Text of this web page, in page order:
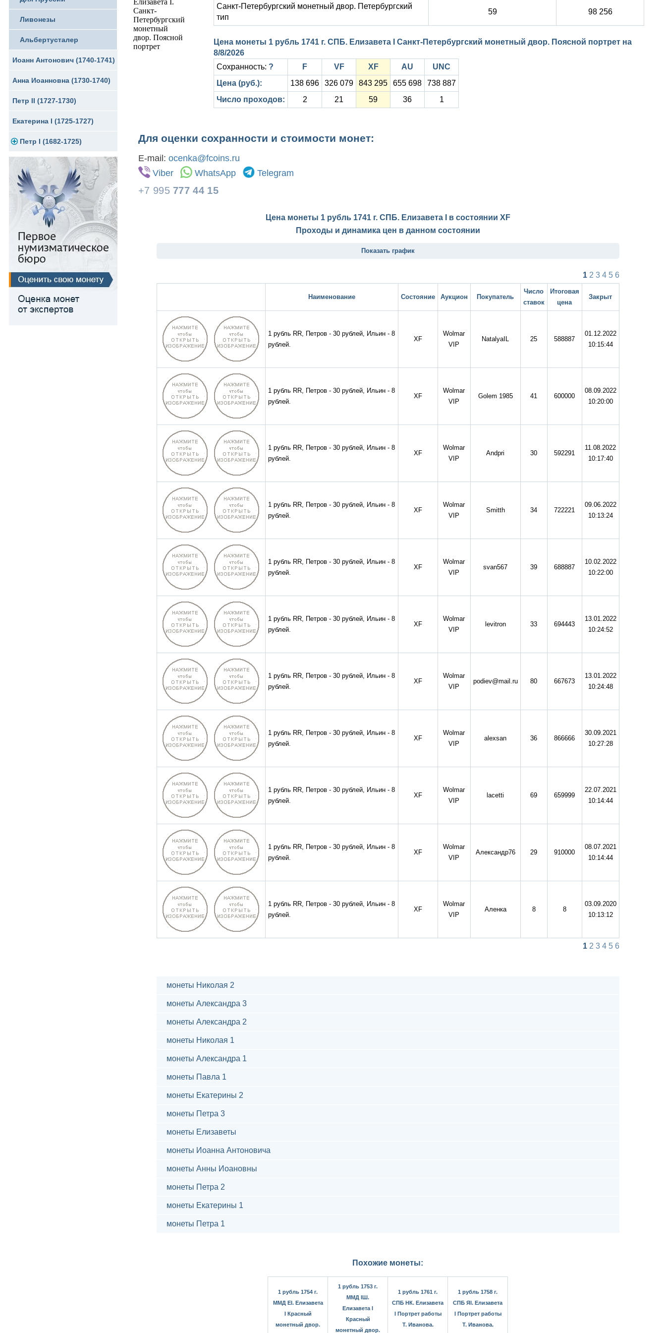
Ливонезы
Альбертусталер
Иоанн Антонович (1740-1741)
Анна Иоанновна (1730-1740)
Петр II (1727-1730)
Екатерина I (1725-1727)
Петр I (1682-1725)
Золото
Серебро
Медь
Для Речи Посполитой
Санкт-Петербургский монетный двор. Петербургский
тип
59 98 256
Цена монеты 1 рубль 1741 г. СПБ. Елизавета I Санкт-Петербургский монетный двор. Поясной портрет на
8/8/2026
Сохранность: ? F VF XF AU
UNC
Цена (руб.):
138 696 326 079 843 295 655 698
738 887
Число проходов:
2 21 59 36 1
Для оценки сохранности и стоимости монет:
E-mail: ocenka@fcoins.ru
Viber
WhatsApp Telegram
+7 995 777 44 15
Цена монеты 1 рубль 1741 г. СПБ. Елизавета I в состоянии XF
Проходы и динамика цен в данном состоянии
Показать график
1 2 3 4 5 6
Наименование Состояние Аукцион Покупатель
Число
ставок
Итоговая
цена
Закрыт
1 рубль RR, Петров - 30 рублей, Ильин - 8
рублей.
XF
Wolmar
VIP
NatalyaIL 25 588887
01.12.2022
10:15:44
1 рубль RR, Петров - 30 рублей, Ильин - 8
рублей.
XF
Wolmar
VIP
Golem 1985 41 600000
08.09.2022
10:20:00
1 рубль RR, Петров - 30 рублей, Ильин - 8
рублей.
XF
Wolmar
VIP
Andpri 30 592291
11.08.2022
10:17:40
1 рубль RR, Петров - 30 рублей, Ильин - 8
рублей.
XF
Wolmar
VIP
Smitth 34 722221
09.06.2022
10:13:24
1 рубль RR, Петров - 30 рублей, Ильин - 8
рублей.
XF
Wolmar
VIP
svan567 39 688887
10.02.2022
10:22:00
1 рубль RR, Петров - 30 рублей, Ильин - 8
рублей.
XF
Wolmar
VIP
levitron 33 694443
13.01.2022
10:24:52
1 рубль RR, Петров - 30 рублей, Ильин - 8
рублей.
XF
Wolmar
VIP
podiev@mail.ru 80 667673
13.01.2022
10:24:48
1 рубль RR, Петров - 30 рублей, Ильин - 8
рублей.
XF
Wolmar
VIP
alexsan 36 866666
30.09.2021
10:27:28
1 рубль RR, Петров - 30 рублей, Ильин - 8
рублей.
XF
Wolmar
VIP
lacetti 69 659999
22.07.2021
10:14:44
1 рубль RR, Петров - 30 рублей, Ильин - 8
рублей.
XF
Wolmar
VIP
Александр76 29 910000
08.07.2021
10:14:44
1 рубль RR, Петров - 30 рублей, Ильин - 8
рублей.
XF
Wolmar
VIP
Аленка 8 8
03.09.2020
10:13:12
1 2 3 4 5 6
монеты Николая 2
монеты Александра 3
монеты Александра 2
монеты Николая 1
монеты Александра 1
монеты Павла 1
монеты Екатерины 2
монеты Петра 3
монеты Елизаветы
монеты Иоанна Антоновича
монеты Анны Иоановны
монеты Петра 2
монеты Екатерины 1
монеты Петра 1
Похожие монеты:
1 рубль 1754 г.
ММД ЕI. Елизавета
I Красный
монетный двор.
1 рубль 1753 г.
ММД IШ.
Елизавета I
Красный
монетный двор.
1 рубль 1761 г.
СПБ НК. Елизавета
I Портрет работы
Т. Иванова.
1 рубль 1758 г.
СПБ ЯI. Елизавета
I Портрет работы
Т. Иванова.